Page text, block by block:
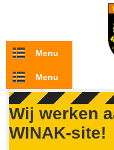
Overslaan en naar de inhoud
Menu
Menu
Wij werken
WINAK-site!